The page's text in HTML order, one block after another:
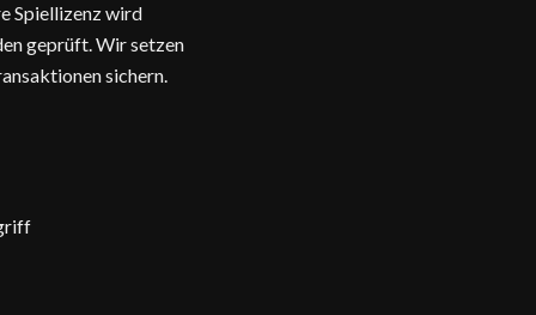
Spiellizenz wird
geprüft. Wir setzen
sichern.